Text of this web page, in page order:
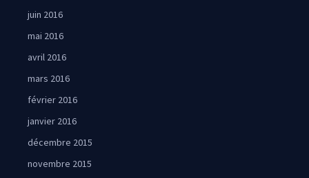
juin 2016
mai 2016
avril 2016
mars 2016
février 2016
janvier 2016
décembre 2015
novembre 2015